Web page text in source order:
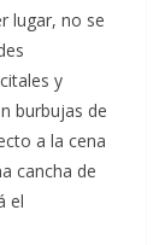
lugar, no se
y
burbujas de
a la cena
cancha de
el